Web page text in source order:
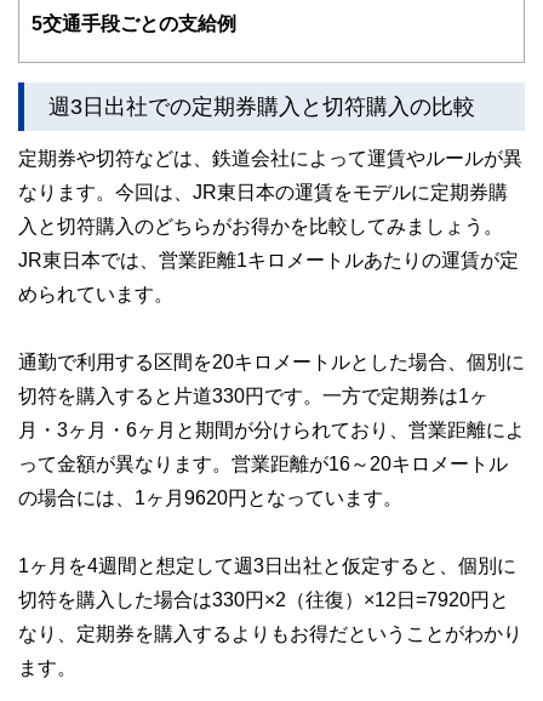
士、行政書士、投資アナリスト、キャリアコンサルタントな
かしく感じられる年金や税金、相続、保険、ローンなどの話
をわかりやすく発信している点です。
執筆者・監修者による執筆体制を築くことで、内容のわかり
やすさはもちろんのこと、読み応えのあるコンテンツと確か
な情報発信を実現しています。
私たちは、快適でより良い生活のアイデアを提供するお金の
コンシェルジュを目指します。
5交通手段ごとの支給例
週3日出社での定期券購入と切符購入の比較
定期券や切符などは、鉄道会社によって運賃やルールが異
なります。今回は、JR東日本の運賃をモデルに定期券購
入と切符購入のどちらがお得かを比較してみましょう。
JR東日本では、営業距離1キロメートルあたりの運賃が定
められています。
通勤で利用する区間を20キロメートルとした場合、個別に
切符を購入すると片道330円です。一方で定期券は1ヶ
月・3ヶ月・6ヶ月と期間が分けられており、営業距離によ
って金額が異なります。営業距離が16～20キロメートル
の場合には、1ヶ月9620円となっています。
1ヶ月を4週間と想定して週3日出社と仮定すると、個別に
切符を購入した場合は330円×2（往復）×12日=7920円と
なり、定期券を購入するよりもお得だということがわかり
ます。